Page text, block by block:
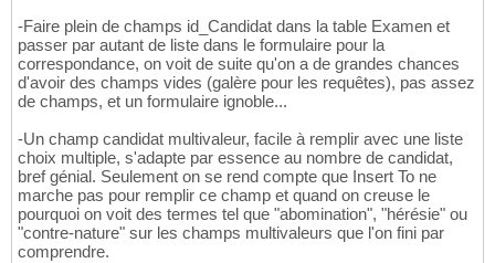
-Faire plein de champs id_Candidat dans la table Examen et
passer par autant de liste dans le formulaire pour la
correspondance, on voit de suite qu'on a de grandes chances
d'avoir des champs vides (galère pour les requêtes), pas assez
de champs, et un formulaire ignoble...
-Un champ candidat multivaleur, facile à remplir avec une liste
choix multiple, s'adapte par essence au nombre de candidat,
bref génial. Seulement on se rend compte que Insert To ne
marche pas pour remplir ce champ et quand on creuse le
pourquoi on voit des termes tel que "abomination", "hérésie" ou
"contre-nature" sur les champs multivaleurs que l'on fini par
comprendre.